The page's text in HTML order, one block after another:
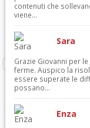
contenuti che
viene...
Sara
Grazie Giovanni per
ferme. Auspico la
essere superate le
possano...
Enza